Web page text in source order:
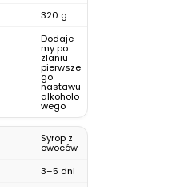
320 g
Dodaje
my po
zlaniu
pierwsze
go
nastawu
alkoholo
wego
Syrop z
owoców
3–5 dni